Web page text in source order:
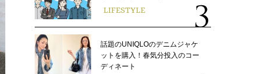
LIFESTYLE
話題のUNIQLOのデニムジャケ
ットを購入！春気分投入のコー
ディネート